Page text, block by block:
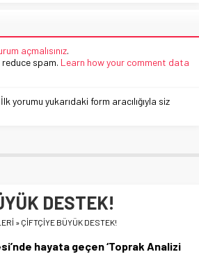
açmalısınız.
spam. Learn how your comment data
yorumu yukarıdaki form aracılığıyla siz
DESTEK!
» ÇİFTÇİYE BÜYÜK DESTEK!
hayata geçen ‘Toprak Analizi